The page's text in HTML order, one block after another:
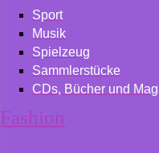
Sport
Musik
Spielzeug
Sammlerstücke
CDs, Bücher und
Fashion